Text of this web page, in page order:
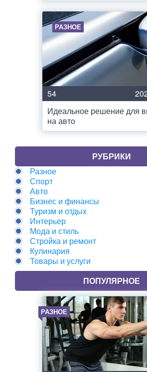
РАЗНОЕ
54
Идеальное решение для
на авто
РУБРИКИ
Разное
Спорт
Авто
Бизнес и финансы
Туризм и отдых
Интерьер
Мода и стиль
Стройка и ремонт
Кулинария
Товары и услуги
ПОПУЛЯРНОЕ
РАЗНОЕ